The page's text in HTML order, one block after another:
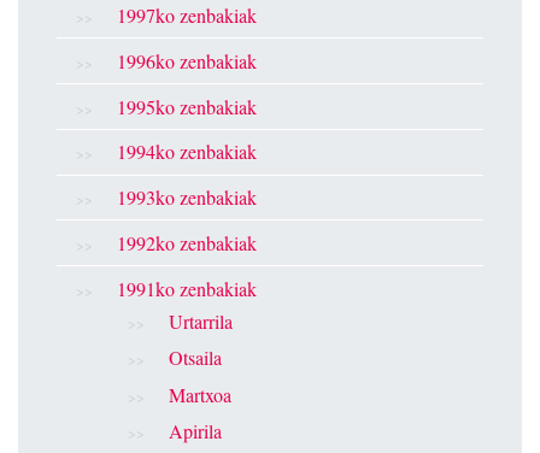
1997ko zenbakiak
1996ko zenbakiak
1995ko zenbakiak
1994ko zenbakiak
1993ko zenbakiak
1992ko zenbakiak
1991ko zenbakiak
Urtarrila
Otsaila
Martxoa
Apirila